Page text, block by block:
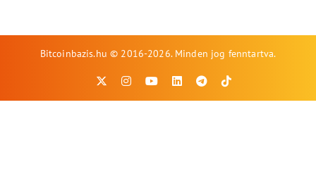
Bitcoinbazis.hu © 2016-2026. Minden jog fenntartva.